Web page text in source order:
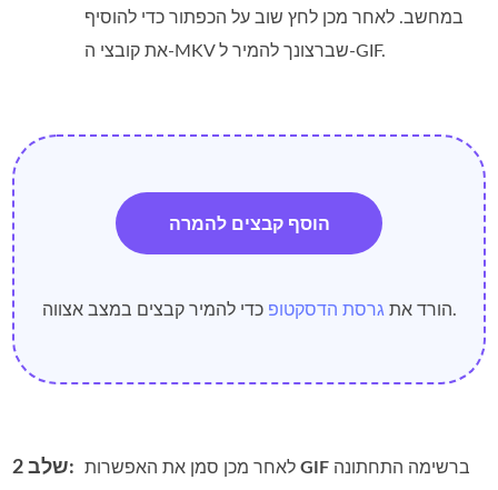
במחשב. לאחר מכן לחץ שוב על הכפתור כדי להוסיף
את קובצי ה‑MKV שברצונך להמיר ל‑GIF.
הוסף קבצים להמרה
הורד את גרסת הדסקטופ כדי להמיר קבצים במצב אצווה.
שלב 2: לאחר מכן סמן את האפשרותGIF